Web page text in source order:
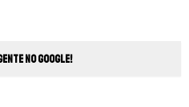
no Google!